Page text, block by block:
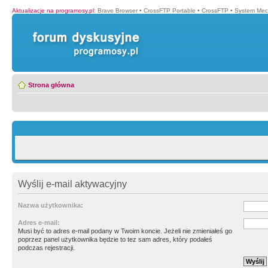
Aktualizacje na programosy.pl: Brave Browser • CrossFTP Portable • CrossFTP • System
Strona główna
Wyślij e-mail aktywacyjny
Nazwa użytkownika:
Adres e-mail:
Musi być to adres e-mail podany w Twoim koncie. Jeżeli nie zmieniałeś go
poprzez panel użytkownika będzie to tez sam adres, który podałeś
podczas rejestracji.